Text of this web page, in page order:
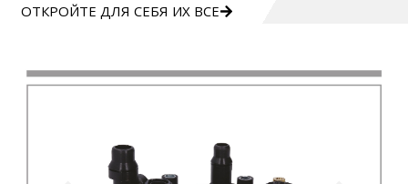
ОТКРОЙТЕ ДЛЯ СЕБЯ ИХ ВСЕ